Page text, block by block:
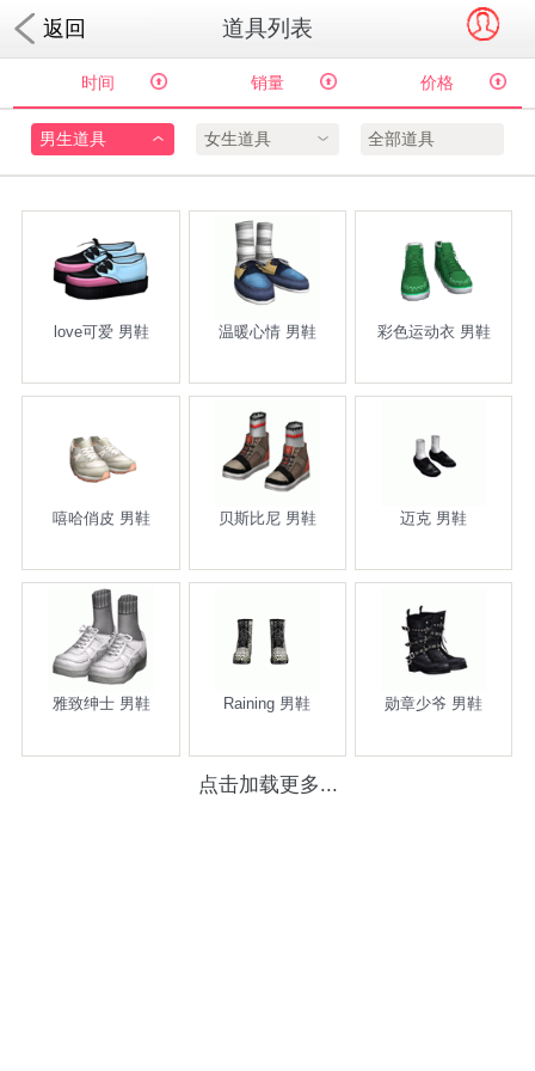
返回 道具列表
时间 销量 价格
男生道具 女生道具 全部道具
love可爱 男鞋 温暖心情 男鞋 彩色运动衣 男鞋
嘻哈俏皮 男鞋 贝斯比尼 男鞋 迈克 男鞋
雅致绅士 男鞋 Raining 男鞋 勋章少爷 男鞋
点击加载更多...